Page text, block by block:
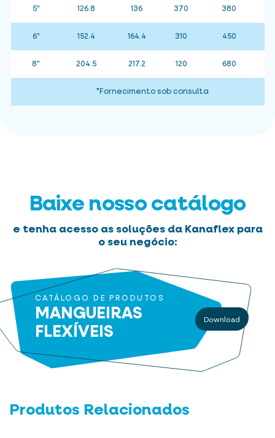
5" 126.8 136 370 380
6" 152.4 164.4 310 450
8" 204.5 217.2 120 680
*Fornecimento sob consulta
Baixe nosso catálogo
e tenha acesso as soluções da Kanaflex para
o seu negócio:
CATÁLOGO DE PRODUTOS
MANGUEIRAS
FLEXÍVEIS
Download
Produtos Relacionados